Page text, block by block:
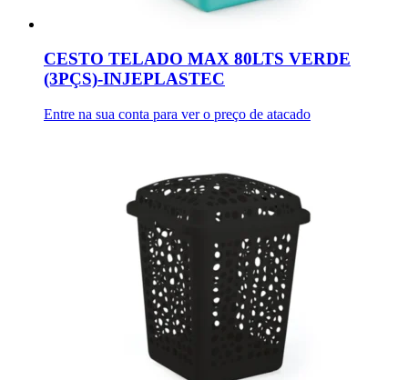
CESTO TELADO MAX 80LTS VERDE
(3PÇS)-INJEPLASTEC
Entre na sua conta para ver o preço de atacado